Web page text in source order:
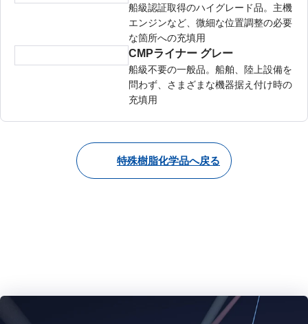
船級認証取得のハイグレード品。主機
エンジンなど、微細な位置調整の必要
な箇所への充填用
CMPライナー グレー
船級不要の一般品。船舶、陸上設備を
問わず、さまざまな機器据え付け時の
充填用
特殊樹脂化学品へ戻る